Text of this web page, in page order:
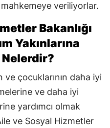
veriliyorlar.
Bakanlığı
Yakınlarına
Nelerdir?
çocuklarının daha iyi
ve daha iyi
yardımcı olmak
ve Sosyal Hizmetler